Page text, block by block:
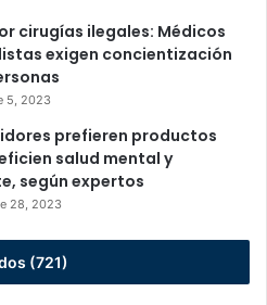
cirugías ilegales: Médicos
exigen concientización
5, 2023
prefieren productos
salud mental y
según expertos
28, 2023
(721)